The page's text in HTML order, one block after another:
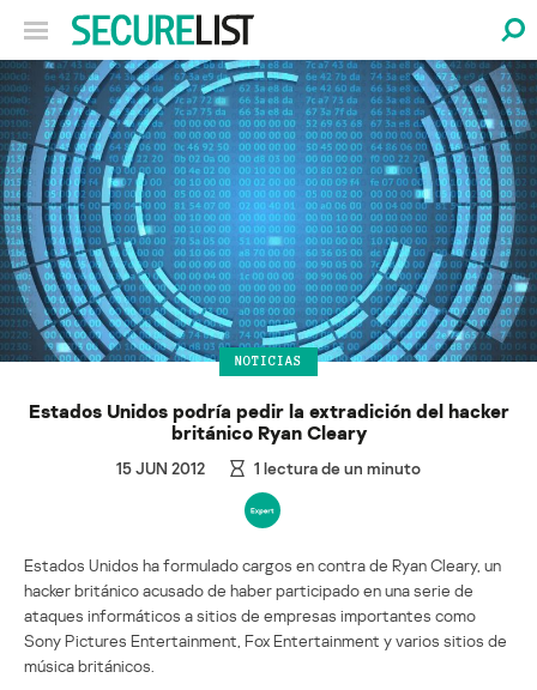
NOTICIAS
Estados Unidos podría pedir la extradición del hacker
británico Ryan Cleary
15 JUN 2012 1 lectura de un minuto
Estados Unidos ha formulado cargos en contra de Ryan Cleary, un
hacker británico acusado de haber participado en una serie de
ataques informáticos a sitios de empresas importantes como
Sony Pictures Entertainment, Fox Entertainment y varios sitios de
música británicos.